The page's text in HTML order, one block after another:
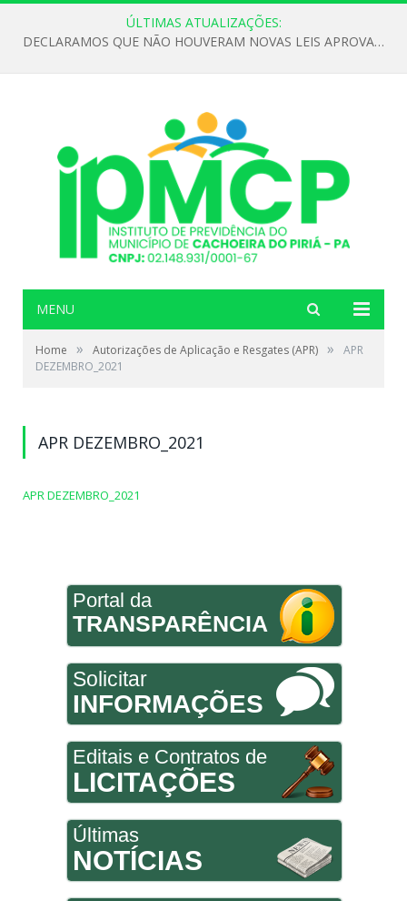
ÚLTIMAS ATUALIZAÇÕES:
DECLARAMOS QUE NÃO HOUVERAM NOVAS LEIS APROVADAS ATÉ O MOMENTO PARA O INSTITUTO DE PREVIDÊNCIA NO ANO DE 2026
MENU
Home » Autorizações de Aplicação e Resgates (APR) »
APR
DEZEMBRO_2021
APR DEZEMBRO_2021
APR DEZEMBRO_2021
Portal da
TRANSPARÊNCIA
Solicitar
INFORMAÇÕES
Editais e Contratos de
LICITAÇÕES
Últimas
NOTÍCIAS